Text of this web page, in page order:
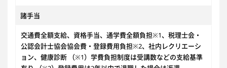
諸手当
交通費全額支給、資格手当、通学費全額負担※1、税理士会・
公認会計士協会協会費・登録費用負担※2、社内レクリエーシ
ョン、健康診断 （※1）学費負担制度は受講数などの支給基準